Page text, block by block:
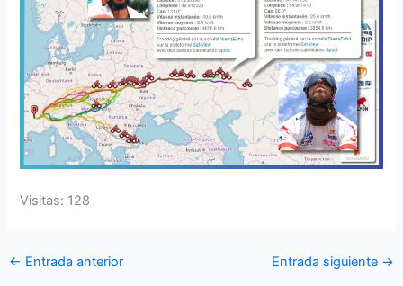
Visitas: 128
← Entrada anterior Entrada siguiente →